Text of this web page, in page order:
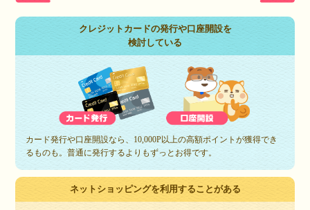
クレジットカードの発行や口座開設を
検討している
カード発行や口座開設なら、10,000P以上の高額ポイントが獲得でき
るものも。普通に発行するよりもずっとお得です。
ネットショッピングを利用することがある